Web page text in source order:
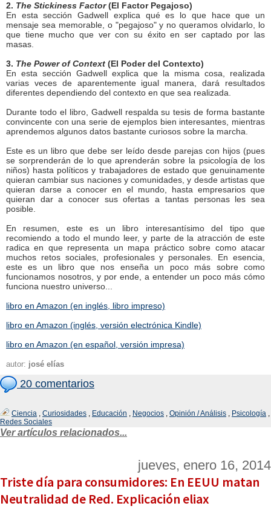
2. The Stickiness Factor(El Factor Pegajoso)
En esta sección Gadwell explica qué es lo que hace que un
mensaje sea memorable, o "pegajoso" y no queramos olvidarlo, lo
que tiene mucho que ver con su éxito en ser captado por las
masas.
3. The Power of Context (El Poder del Contexto)
En esta sección Gadwell explica que la misma cosa, realizada
varias veces de aparentemente igual manera, dará resultados
diferentes dependiendo del contexto en que sea realizada.
Durante todo el libro, Gadwell respalda su tesis de forma bastante
convincente con una serie de ejemplos bien interesantes, mientras
aprendemos algunos datos bastante curiosos sobre la marcha.
Este es un libro que debe ser leído desde parejas con hijos (pues
se sorprenderán de lo que aprenderán sobre la psicología de los
niños) hasta políticos y trabajadores de estado que genuinamente
quieran cambiar sus naciones y comunidades, y desde artistas que
quieran darse a conocer en el mundo, hasta empresarios que
quieran dar a conocer sus ofertas a tantas personas les sea
posible.
En resumen, este es un libro interesantísimo del tipo que
recomiendo a todo el mundo leer, y parte de la atracción de este
radica en que representa un mapa práctico sobre como atacar
muchos retos sociales, profesionales y personales. En esencia,
este es un libro que nos enseña un poco más sobre como
funcionamos nosotros, y por ende, a entender un poco más cómo
funciona nuestro universo...
libro en Amazon (en inglés, libro impreso)
libro en Amazon (inglés, versión electrónica Kindle)
libro en Amazon (en español, versión impresa)
autor: josé elías
20 comentarios
Ciencia , Curiosidades , Educación , Negocios , Opinión / Análisis , Psicología ,
Redes Sociales
Ver artículos relacionados...
jueves, enero 16, 2014
Triste día para consumidores: En EEUU matan
Neutralidad de Red. Explicación eliax